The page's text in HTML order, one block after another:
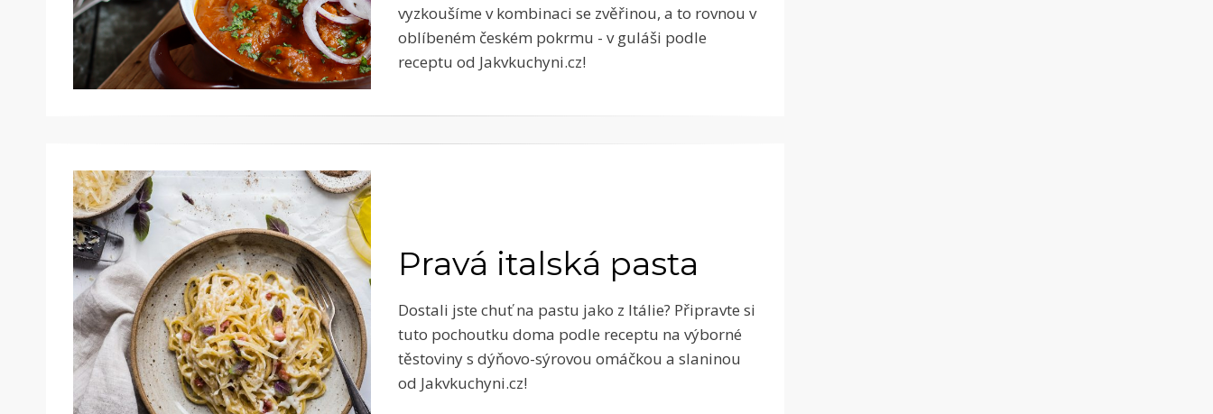
vyzkoušíme v kombinaci se zvěřinou, a to rovnou v
oblíbeném českém pokrmu - v guláši podle
receptu od Jakvkuchyni.cz!
Pravá italská pasta
Dostali jste chuť na pastu jako z Itálie? Připravte si
tuto pochoutku doma podle receptu na výborné
těstoviny s dýňovo-sýrovou omáčkou a slaninou
od Jakvkuchyni.cz!